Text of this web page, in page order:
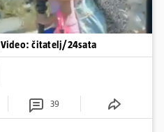
| Video: čitatelj/24sata
39